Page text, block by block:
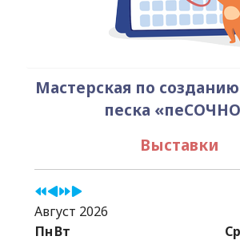
Мастерская по
песка
Выставки
Август 2026
ПнВт Ср